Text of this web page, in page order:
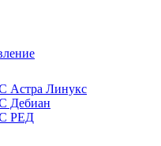
Астра Линукс
Дебиан
РЕД